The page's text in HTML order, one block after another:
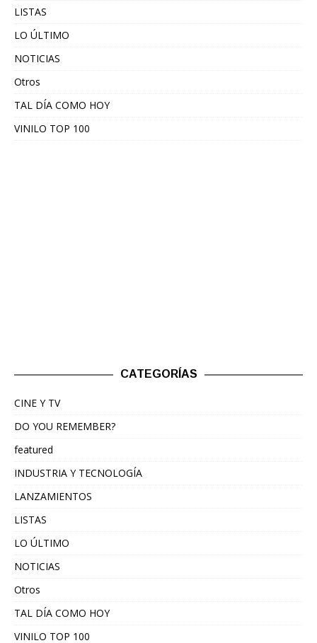
LISTAS
LO ÚLTIMO
NOTICIAS
Otros
TAL DÍA COMO HOY
VINILO TOP 100
CATEGORÍAS
CINE Y TV
DO YOU REMEMBER?
featured
INDUSTRIA Y TECNOLOGÍA
LANZAMIENTOS
LISTAS
LO ÚLTIMO
NOTICIAS
Otros
TAL DÍA COMO HOY
VINILO TOP 100